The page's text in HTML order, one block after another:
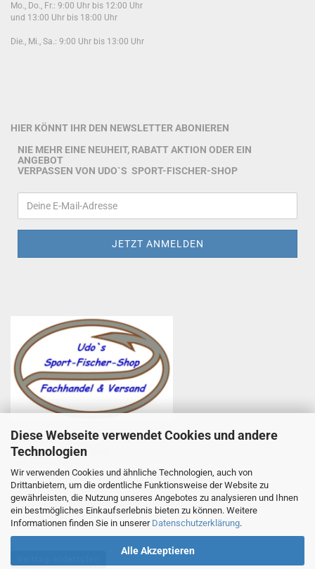
Diese Webseite verwendet Cookies und andere
Technologien
Wir verwenden Cookies und ähnliche Technologien, auch von
Drittanbietern, um die ordentliche Funktionsweise der Website zu
gewährleisten, die Nutzung unseres Angebotes zu analysieren und Ihnen
ein bestmögliches Einkaufserlebnis bieten zu können. Weitere
Informationen finden Sie in unserer Datenschutzerklärung.
Alle Akzeptieren
Mo., Do., Fr.: 9:00 Uhr bis 12:00 Uhr
und 13:00 Uhr bis 18:00 Uhr
Die., Mi., Sa.: 9:00 Uhr bis 13:00 Uhr
HIER KÖNNT IHR DEN NEWSLETTER ABONIEREN
NIE MEHR EINE NEUHEIT, RABATT AKTION ODER EIN
ANGEBOT
VERPASSEN VON UDO`S SPORT-FISCHER-SHOP
Udo Totzauer
Udo`s Sport-Fischer-Shop
97753 Karlstadt
Telefon +49 9353 985440
E-Mail
info@angelsport-direkt.de